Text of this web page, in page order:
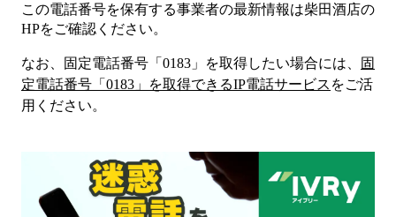
この電話番号を保有する事業者の最新情報は柴田酒店の
HPをご確認ください。
なお、固定電話番号「 0183 」を取得したい場合には、
固
定電話番号「 0183 」を取得できるIP電話サービス をご活
用ください。